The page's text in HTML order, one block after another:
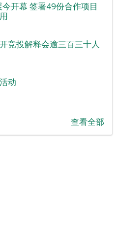
开幕 签署49份合作项目
竞投解释会逾三百三十人
动
查看全部